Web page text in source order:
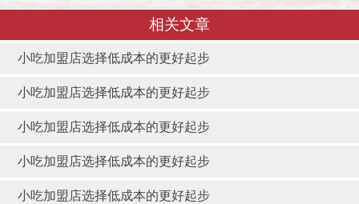
相关文章
小吃加盟店选择低成本的更好起步
小吃加盟店选择低成本的更好起步
小吃加盟店选择低成本的更好起步
小吃加盟店选择低成本的更好起步
小吃加盟店选择低成本的更好起步